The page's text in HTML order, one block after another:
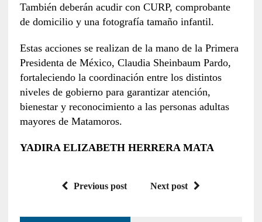
También deberán acudir con CURP, comprobante
de domicilio y una fotografía tamaño infantil.
Estas acciones se realizan de la mano de la Primera
Presidenta de México, Claudia Sheinbaum Pardo,
fortaleciendo la coordinación entre los distintos
niveles de gobierno para garantizar atención,
bienestar y reconocimiento a las personas adultas
mayores de Matamoros.
YADIRA ELIZABETH HERRERA MATA
Previous post Next post